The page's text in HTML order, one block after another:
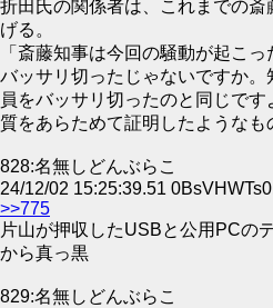
折田氏の関係者は、これまでの
げる。
「斎藤知事は今回の騒動が起こ
バッサリ切ったじゃないですか
員をバッサリ切ったのと同じで
質をあらためて証明したようなも
828:名無しどんぶらこ
24/12/02 15:25:39.51
>>775
片山が押収したUSBと公用PCの
から真っ黒
829:名無しどんぶらこ